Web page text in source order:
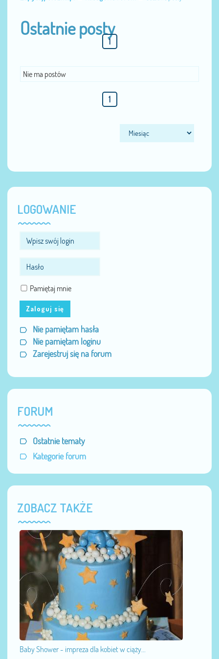
Ostatnie posty
1
Nie ma postów
1
LOGOWANIE
Pamiętaj mnie
Zaloguj się
Nie pamiętam hasła
Nie pamiętam loginu
Zarejestruj się na forum
FORUM
Ostatnie tematy
Kategorie forum
ZOBACZ TAKŻE
Baby Shower - impreza dla kobiet w ciąży...